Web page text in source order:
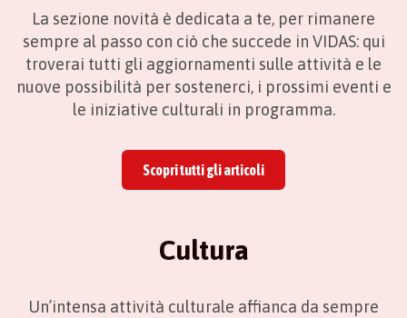
La sezione novità è dedicata a te, per rimanere
sempre al passo con ciò che succede in VIDAS: qui
troverai tutti gli aggiornamenti sulle attività e le
nuove possibilità per sostenerci, i prossimi eventi e
le iniziative culturali in programma.
Scopri tutti gli articoli
Cultura
Un’intensa attività culturale affianca da sempre